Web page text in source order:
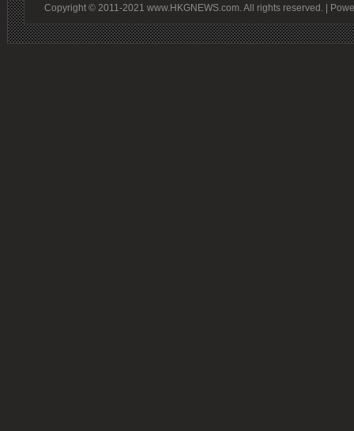
Copyright © 2011-2021 www.HKGNEWS.com. All rights reserved. |